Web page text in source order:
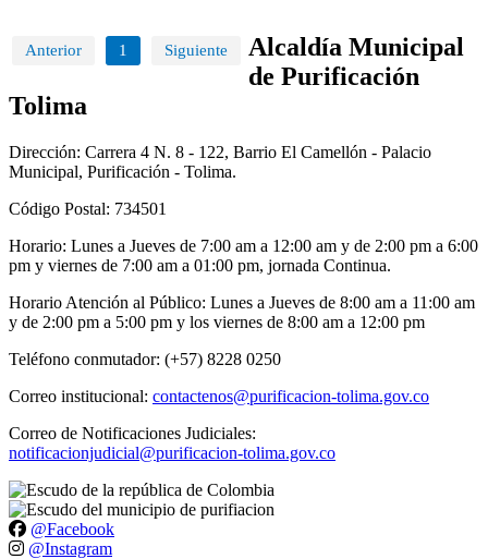
Anterior 1 Siguiente
Alcaldía Municipal
de Purificación
Tolima
Dirección: Carrera 4 N. 8 - 122, Barrio El Camellón - Palacio
Municipal, Purificación - Tolima.
Código Postal: 734501
Horario: Lunes a Jueves de 7:00 am a 12:00 am y de 2:00 pm a 6:00
pm y viernes de 7:00 am a 01:00 pm, jornada Continua.
Horario Atención al Público: Lunes a Jueves de 8:00 am a 11:00 am
y de 2:00 pm a 5:00 pm y los viernes de 8:00 am a 12:00 pm
Teléfono conmutador: (+57) 8228 0250
Correo institucional: contactenos@purificacion-tolima.gov.co
Correo de Notificaciones Judiciales:
notificacionjudicial@purificacion-tolima.gov.co
@Facebook
@Instagram